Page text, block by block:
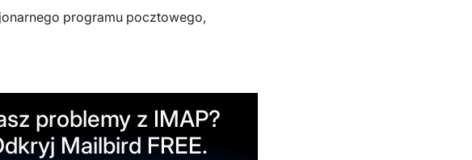
programu pocztowego,
problemy z IMAP?
Mailbird FREE.